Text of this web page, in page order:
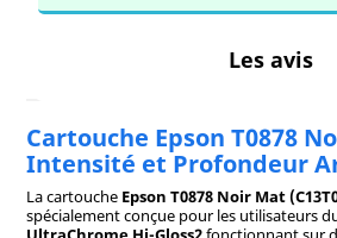
Les avis
Cartouche Epson T0878
Intensité et Profondeur
La cartouche Epson T0878 Noir Mat
spécialement conçue pour les utilisateurs